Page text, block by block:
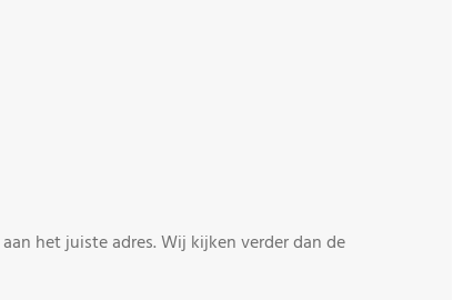
aan het juiste adres. Wij kijken verder dan de